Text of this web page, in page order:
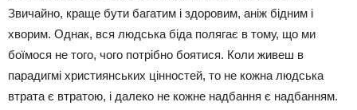
Звичайно, краще бути багатим і здоровим, аніж бідним і
хворим. Однак, вся людська біда полягає в тому, що ми
боїмося не того, чого потрібно боятися. Коли живеш в
парадигмі християнських цінностей, то не кожна людська
втрата є втратою, і далеко не кожне надбання є надбанням.